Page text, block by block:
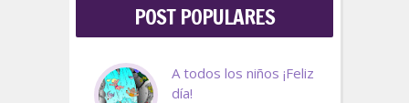
POST POPULARES
A todos los niños ¡Feliz
día!